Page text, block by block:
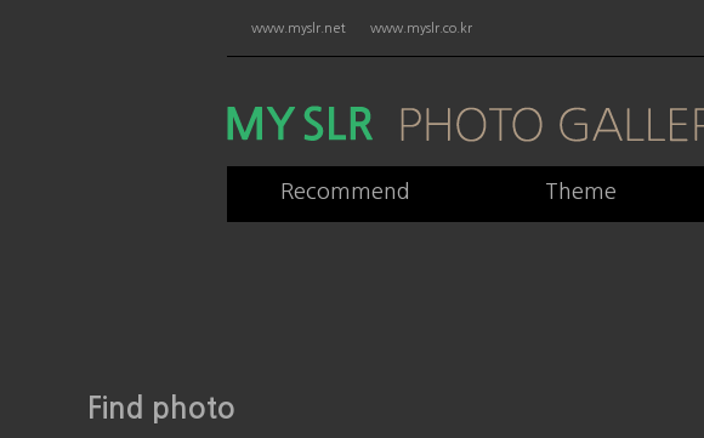
www.myslr.net www.myslr.co.kr
Recommend Theme
Find photo